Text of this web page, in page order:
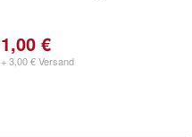
1,00 €
+ 3,00 € Versand